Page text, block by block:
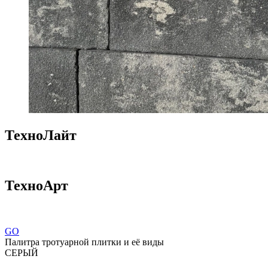
ТехноЛайт
ТехноАрт
GO
Палитра тротуарной плитки и её виды
СЕРЫЙ